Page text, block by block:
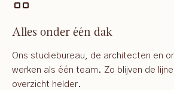
Alles onder één dak
Ons studiebureau, de architecten en
werken als één team. Zo blijven de
overzicht helder.